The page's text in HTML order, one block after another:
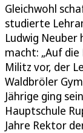
Gleichwohl
studierte
Ludwig
macht: „Auf
Militz vor, der
Waldbröler
Jährige ging
Hauptschule
Jahre Rektor